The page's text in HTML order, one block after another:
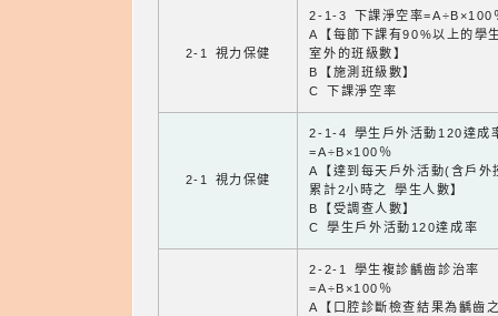
2-1 視力保健
2-1-3 下課淨空率=A÷B×100
A【每節下課有90%以上的學
室外的班級數】
B【施測班級數】
C 下課淨空率
2-1 視力保健
2-1-4 學生戶外活動120達成
=A÷B×100％
A【達到每天戶外活動(含戶外
累計2小時之 學生人數】
B【受調查人數】
C 學生戶外活動120達成率
2-2-1 學生複診齲齒診治率
=A÷B×100％
A【口腔診斷檢查結果為齲齒